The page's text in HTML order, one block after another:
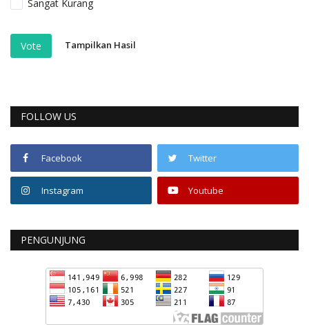
Sangat Kurang
Vote Tampilkan Hasil
FOLLOW US
Facebook Twitter
Instagram Youtube
PENGUNJUNG